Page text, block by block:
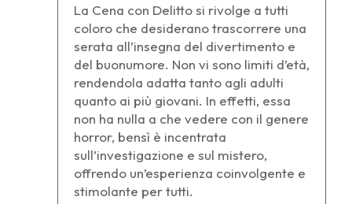
La Cena con Delitto si rivolge a tutti
coloro che desiderano trascorrere una
serata all’insegna del divertimento e
del buonumore. Non vi sono limiti d’età,
rendendola adatta tanto agli adulti
quanto ai più giovani. In effetti, essa
non ha nulla a che vedere con il genere
horror, bensì è incentrata
sull’investigazione e sul mistero,
offrendo un’esperienza coinvolgente e
stimolante per tutti.